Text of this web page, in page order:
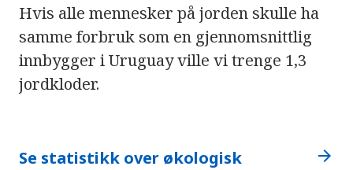
Hvis alle mennesker på jorden skulle ha
samme forbruk som en gjennomsnittlig
innbygger i Uruguay ville vi trenge 1,3
jordkloder.
Se statistikk over økologisk
arrow_forward